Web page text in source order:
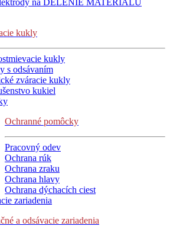
na DELENIE MATERIÁLU
kukly
kukly
s odsávaním
zváracie kukly
kukiel
Ochranné pomôcky
Pracovný odev
Ochrana rúk
Ochrana zraku
Ochrana hlavy
Ochrana dýchacích ciest
zariadenia
a odsávacie zariadenia